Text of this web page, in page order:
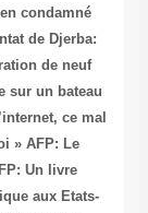
condamné
de Djerba:
de neuf
sur un bateau
ce mal
»AFP: Le
Un livre
aux Etats-